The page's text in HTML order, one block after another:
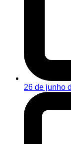
26 de junho